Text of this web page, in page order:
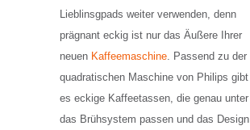
Lieblinsgpads weiter verwenden, denn
prägnant eckig ist nur das Äußere Ihrer
neuen Kaffeemaschine. Passend zu der
quadratischen Maschine von Philips gibt
es eckige Kaffeetassen, die genau unter
das Brühsystem passen und das Design